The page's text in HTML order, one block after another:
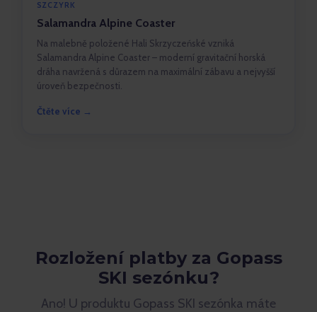
SZCZYRK
Salamandra Alpine Coaster
Na malebně položené Hali Skrzyczeńské vzniká
Salamandra Alpine Coaster – moderní gravitační horská
dráha navržená s důrazem na maximální zábavu a nejvyšší
úroveň bezpečnosti.
Čtěte více →
Rozložení platby za Gopass
SKI sezónku?
Ano! U produktu Gopass SKI sezónka máte